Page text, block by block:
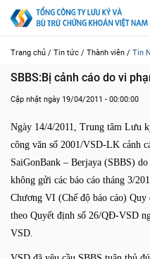
Trang chủ / Tin tức / Thành viên / Tin
SBBS:Bị cảnh cáo do vi
Cập nhật ngày 19/04/2011 - 00:00:00
Ngày 14/4/2011, Trung tâm Lưu
công văn số 2001/VSD-LK cảnh
SaiGonBank – Berjaya (SBBS)
không gửi các báo cáo tháng 3/
Chương VI (Chế độ báo cáo) Quy
theo Quyết định số 26/QĐ-VSD
VSD.